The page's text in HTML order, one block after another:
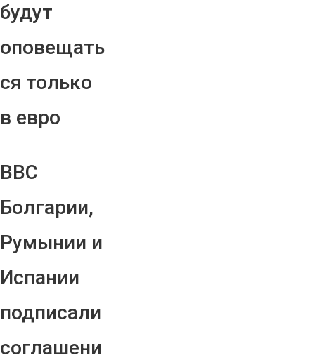
будут
оповещать
ся только
в евро
ВВС
Болгарии,
Румынии и
Испании
подписали
соглашени